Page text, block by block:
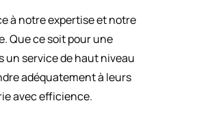
à notre expertise et notre
Que ce soit pour une
un service de haut niveau
adéquatement à leurs
avec efficience.